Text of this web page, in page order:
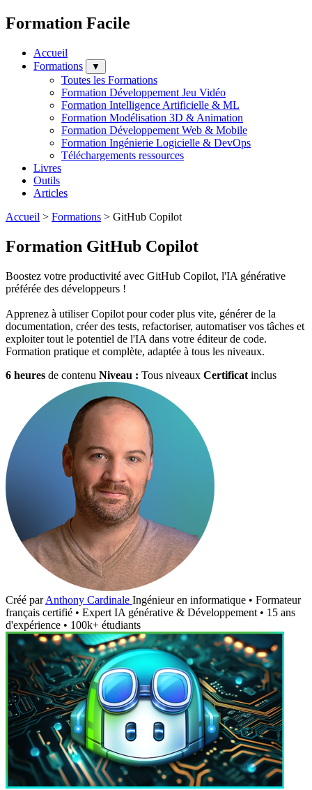
Formation Facile
Accueil
Formations
▼
Toutes les Formations
Formation Développement Jeu Vidéo
Formation Intelligence Artificielle & ML
Formation Modélisation 3D & Animation
Formation Développement Web & Mobile
Formation Ingénierie Logicielle & DevOps
Téléchargements ressources
Livres
Outils
Articles
Accueil > Formations > GitHub Copilot
Formation GitHub Copilot
Boostez votre productivité avec GitHub Copilot, l'IA générative
préférée des développeurs !
Apprenez à utiliser Copilot pour coder plus vite, générer de la
documentation, créer des tests, refactoriser, automatiser vos tâches et
exploiter tout le potentiel de l'IA dans votre éditeur de code.
Formation pratique et complète, adaptée à tous les niveaux.
6 heures de contenu Niveau : Tous niveaux Certificat inclus
Créé par Anthony Cardinale Ingénieur en informatique • Formateur
français certifié • Expert IA générative & Développement • 15 ans
d'expérience • 100k+ étudiants